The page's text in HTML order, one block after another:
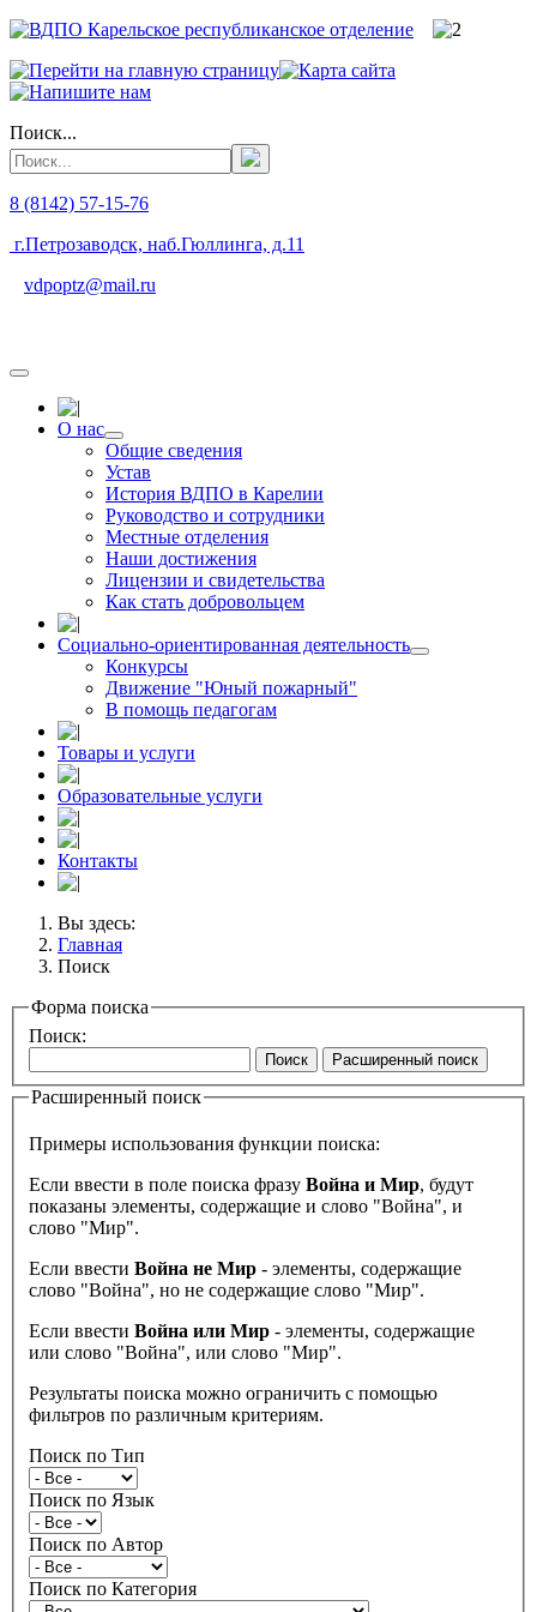
Поиск...
8 (8142) 57-15-76
г.Петрозаводск, наб.Гюллинга, д.11
vdpoptz@mail.ru
О нас
Общие сведения
Устав
История ВДПО в Карелии
Руководство и сотрудники
Местные отделения
Наши достижения
Лицензии и свидетельства
Как стать добровольцем
Социально-ориентированная деятельность
Конкурсы
Движение "Юный пожарный"
В помощь педагогам
Товары и услуги
Образовательные услуги
Контакты
Вы здесь:
Главная
Поиск
Форма поиска
Поиск:
Поиск Расширенный поиск
Расширенный поиск
Примеры использования функции поиска:
Если ввести в поле поиска фразу Война и Мир, будут
показаны элементы, содержащие и слово "Война", и
слово "Мир".
Если ввести Война не Мир - элементы, содержащие
слово "Война", но не содержащие слово "Мир".
Если ввести Война или Мир - элементы, содержащие
или слово "Война", или слово "Мир".
Результаты поиска можно ограничить с помощью
фильтров по различным критериям.
Поиск по Тип
Поиск по Язык
Поиск по Автор
Поиск по Категория